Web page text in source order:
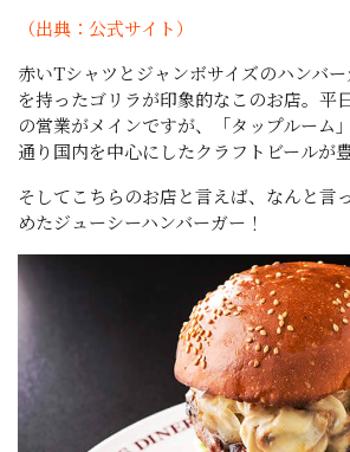
（出典：公式サイト）
赤いTシャツとジャンボサイズのハンバ
を持ったゴリラが印象的なこのお店。平
の営業がメインですが、「タップルーム
通り国内を中心にしたクラフトビールが豊
そしてこちらのお店と言えば、なんと言
めたジューシーハンバーガー！